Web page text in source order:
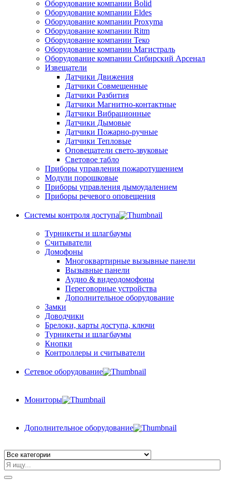
Оборудование компании Bolid
Оборудование компании Eldes
Оборудование компании Proxyma
Оборудование компании Ritm
Оборудование компании Теко
Оборудование компании Магистраль
Оборудование компании Сибирский Арсенал
Извещатели
Датчики Движения
Датчики Совмещенные
Датчики Разбития
Датчики Магнитно-контактные
Датчики Вибрационные
Датчики Дымовые
Датчики Пожарно-ручные
Датчики Тепловые
Оповещатели свето-звуковые
Световое табло
Приборы управления пожаротушением
Модули порошковые
Приборы управления дымоудалением
Приборы речевого оповещения
Системы контроля доступа
Турникеты и шлагбаумы
Cчитыватели
Домофоны
Многоквартирные вызывные панели
Вызывные панели
Аудио & видеодомофоны
Переговорные устройства
Дополнительное оборудование
Замки
Доводчики
Брелоки, карты доступа, ключи
Турникеты и шлагбаумы
Кнопки
Контроллеры и считыватели
Сетевое оборудование
Мониторы
Дополнительное оборудование